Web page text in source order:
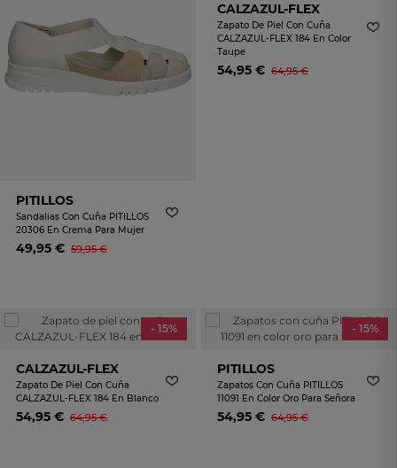
PITILLOS
Sandalias Con Cuña PITILLOS
20306 En Crema Para Mujer
49,95 € 59,95 €
CALZAZUL-FLEX
Zapato De Piel Con Cuña
CALZAZUL-FLEX 184 En Color
Taupe
54,95 € 64,95 €
- 15%
CALZAZUL-FLEX
Zapato De Piel Con Cuña
CALZAZUL-FLEX 184 En Blanco
54,95 € 64,95 €
- 15%
PITILLOS
Zapatos Con Cuña PITILLOS
11091 En Color Oro Para Señora
54,95 € 64,95 €